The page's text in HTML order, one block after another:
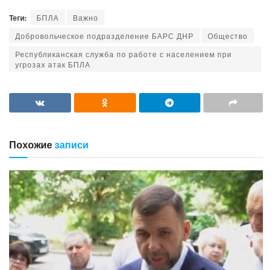
Теги: БПЛА
Важно
Добровольческое подразделение БАРС ДНР
Общество
Республиканская служба по работе с населением при
угрозах атак БПЛА
Похожиезаписи